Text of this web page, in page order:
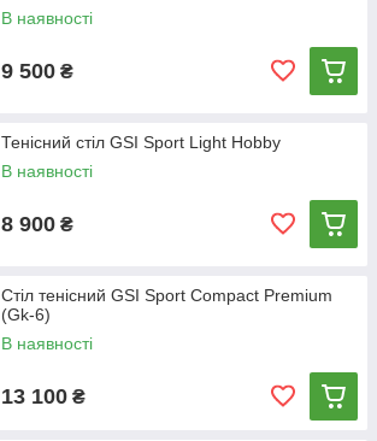
В наявності
9 500 ₴
Тенісний стіл GSI Sport Light Hobby
В наявності
8 900 ₴
Стіл тенісний GSI Sport Compact Premium
(Gk-6)
В наявності
13 100 ₴